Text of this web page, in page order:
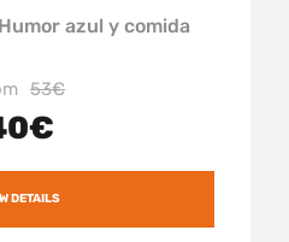
azul y comida
53€
DETAILS